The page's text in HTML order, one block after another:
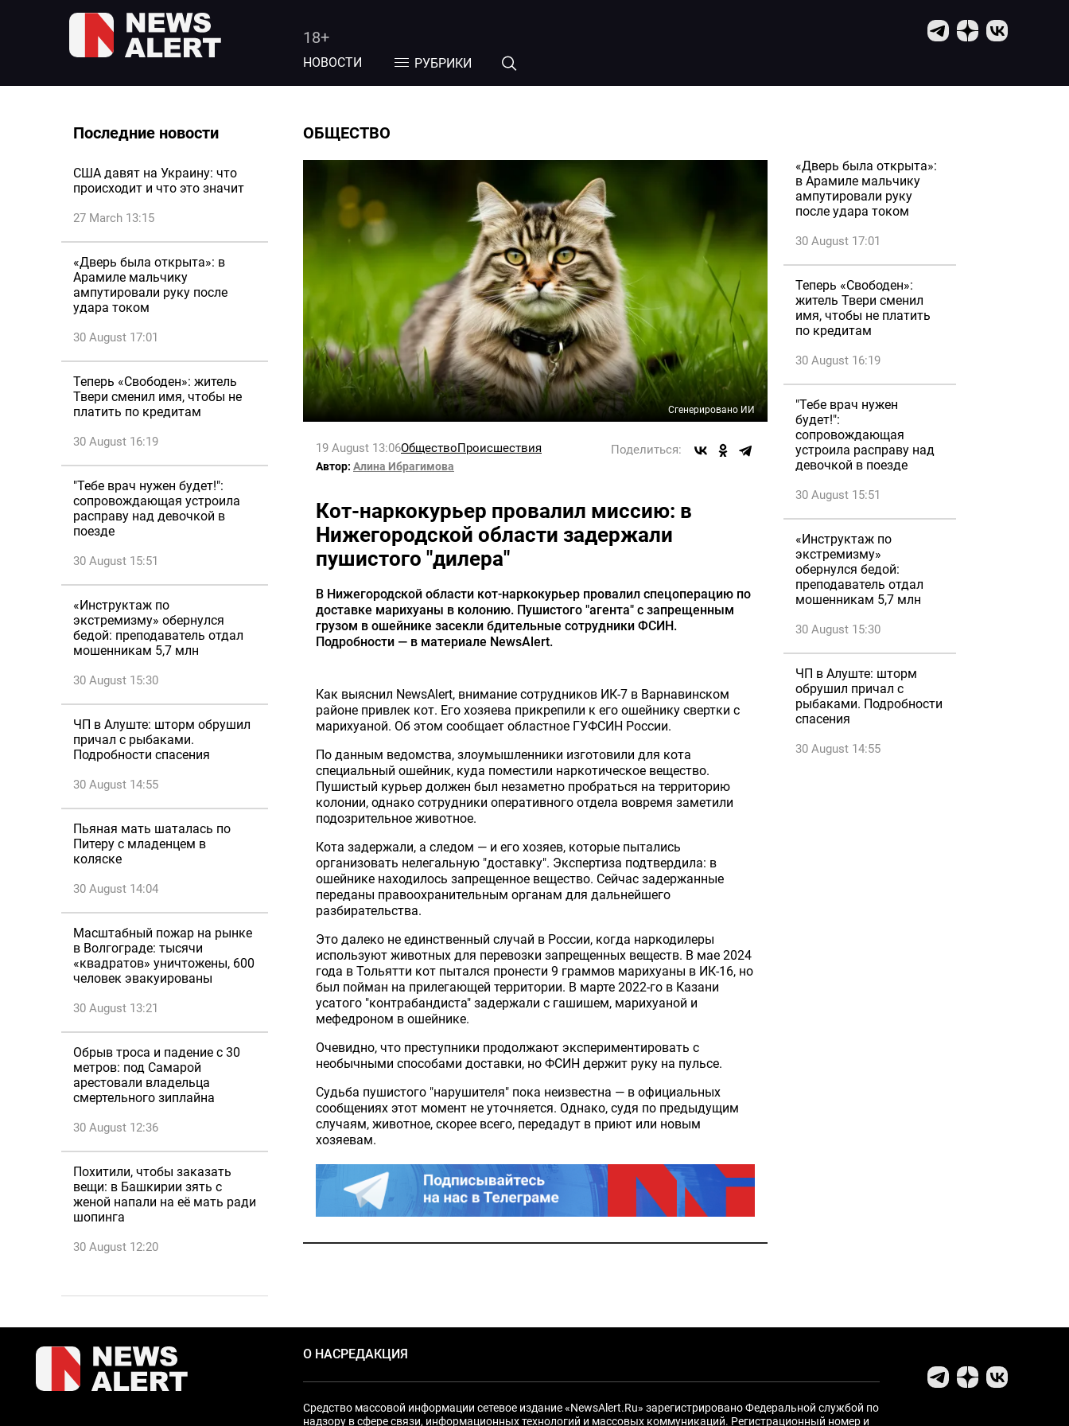
18+
НОВОСТИ РУБРИКИ
Последние новости
США давят на Украину: что
происходит и что это значит
27 March 13:15
«Дверь была открыта»: в
Арамиле мальчику
ампутировали руку после
удара током
30 August 17:01
Теперь «Свободен»: житель
Твери сменил имя, чтобы не
платить по кредитам
30 August 16:19
"Тебе врач нужен будет!":
сопровождающая устроила
расправу над девочкой в
поезде
30 August 15:51
«Инструктаж по
экстремизму» обернулся
бедой: преподаватель отдал
мошенникам 5,7 млн
30 August 15:30
ЧП в Алуште: шторм обрушил
причал с рыбаками.
Подробности спасения
30 August 14:55
Пьяная мать шаталась по
Питеру с младенцем в
коляске
30 August 14:04
Масштабный пожар на рынке
в Волгограде: тысячи
«квадратов» уничтожены, 600
человек эвакуированы
30 August 13:21
Обрыв троса и падение с 30
метров: под Самарой
арестовали владельца
смертельного зиплайна
30 August 12:36
Похитили, чтобы заказать
вещи: в Башкирии зять с
женой напали на её мать ради
шопинга
30 August 12:20
ОБЩЕСТВО
Сгенерировано ИИ
19 August 13:06ОбществоПроисшествия Поделиться:
Автор: Алина Ибрагимова
Кот-наркокурьер провалил миссию: в
Нижегородской области задержали
пушистого "дилера"
В Нижегородской области кот-наркокурьер провалил спецоперацию по
доставке марихуаны в колонию. Пушистого "агента" с запрещенным
грузом в ошейнике засекли бдительные сотрудники ФСИН.
Подробности — в материале NewsAlert.
Как выяснил NewsAlert, внимание сотрудников ИК-7 в Варнавинском
районе привлек кот. Его хозяева прикрепили к его ошейнику свертки с
марихуаной. Об этом сообщает областное ГУФСИН России.
По данным ведомства, злоумышленники изготовили для кота
специальный ошейник, куда поместили наркотическое вещество.
Пушистый курьер должен был незаметно пробраться на территорию
колонии, однако сотрудники оперативного отдела вовремя заметили
подозрительное животное.
Кота задержали, а следом — и его хозяев, которые пытались
организовать нелегальную "доставку". Экспертиза подтвердила: в
ошейнике находилось запрещенное вещество. Сейчас задержанные
переданы правоохранительным органам для дальнейшего
разбирательства.
Это далеко не единственный случай в России, когда наркодилеры
используют животных для перевозки запрещенных веществ. В мае 2024
года в Тольятти кот пытался пронести 9 граммов марихуаны в ИК-16, но
был пойман на прилегающей территории. В марте 2022-го в Казани
усатого "контрабандиста" задержали с гашишем, марихуаной и
мефедроном в ошейнике.
Очевидно, что преступники продолжают экспериментировать с
необычными способами доставки, но ФСИН держит руку на пульсе.
Судьба пушистого "нарушителя" пока неизвестна — в официальных
сообщениях этот момент не уточняется. Однако, судя по предыдущим
случаям, животное, скорее всего, передадут в приют или новым
хозяевам.
«Дверь была открыта»:
в Арамиле мальчику
ампутировали руку
после удара током
30 August 17:01
Теперь «Свободен»:
житель Твери сменил
имя, чтобы не платить
по кредитам
30 August 16:19
"Тебе врач нужен
будет!":
сопровождающая
устроила расправу над
девочкой в поезде
30 August 15:51
«Инструктаж по
экстремизму»
обернулся бедой:
преподаватель отдал
мошенникам 5,7 млн
30 August 15:30
ЧП в Алуште: шторм
обрушил причал с
рыбаками. Подробности
спасения
30 August 14:55
О НАСРЕДАКЦИЯ
Средство массовой информации сетевое издание «NewsAlert.Ru» зарегистрировано Федеральной службой по
надзору в сфере связи, информационных технологий и массовых коммуникаций. Регистрационный номер и